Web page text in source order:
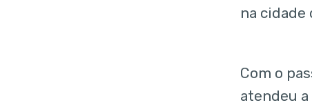
na
Com o
atendeu